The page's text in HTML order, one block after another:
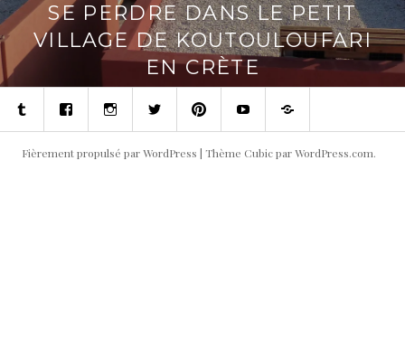
SE PERDRE DANS LE PETIT
VILLAGE DE KOUTOULOUFARI
EN CRÈTE
TumblrFacebookInstagramTwitterPinterestYoutubeContact
Fièrement propulsé par WordPress | Thème Cubic parWordPress.com.